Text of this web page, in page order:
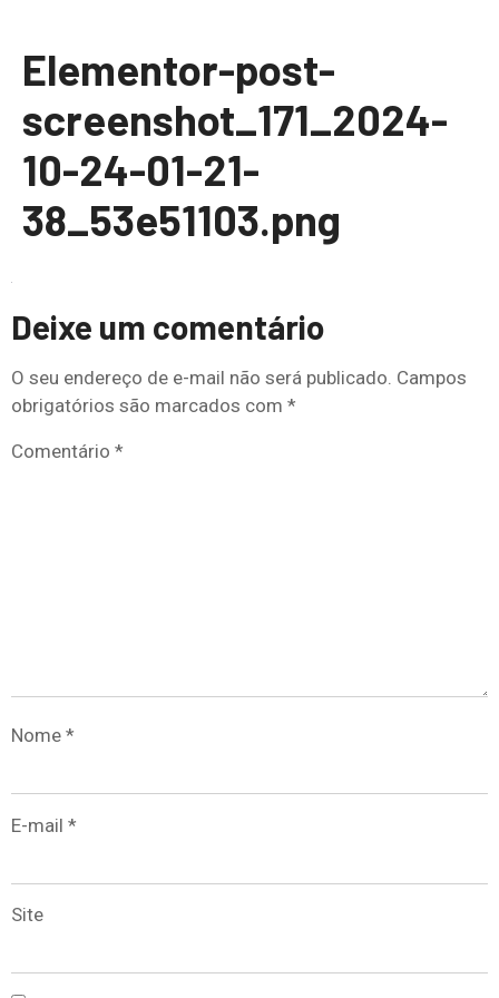
Elementor-post-
screenshot_171_2024-
10-24-01-21-
38_53e51103.png
Deixe um comentário
O seu endereço de e-mail não será publicado. Campos
obrigatórios são marcados com *
Comentário *
Nome *
E-mail *
Site